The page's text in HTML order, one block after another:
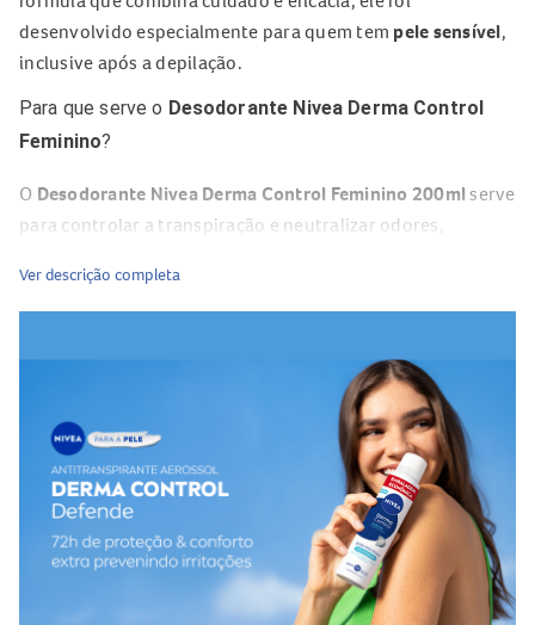
desenvolvido especialmente para quem tem pele sensível,
inclusive após a depilação.
Para que serve o Desodorante Nivea Derma Control
Feminino?
O Desodorante Nivea Derma Control Feminino 200ml serve
para controlar a transpiração e neutralizar odores,
conforto. É ideal para uso diário, especialmente por quem
buscaproteção de longa duraçãoe cuidado com a pele das
Desodorante Nivea Derma Control
Feminino
Ácido Hialurônico Puro
Pró-Vitamina B5
Semálcool etílico
Benefícios doDesodorante Nivea Derma Control
Ver descrição completa